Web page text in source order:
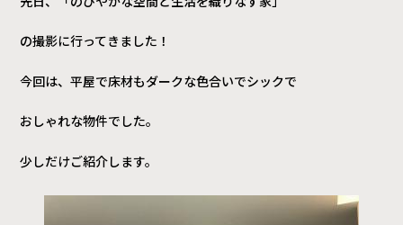
の撮影に行ってきました！
今回は、平屋で床材もダークな色合いでシックで
おしゃれな物件でした。
少しだけご紹介します。